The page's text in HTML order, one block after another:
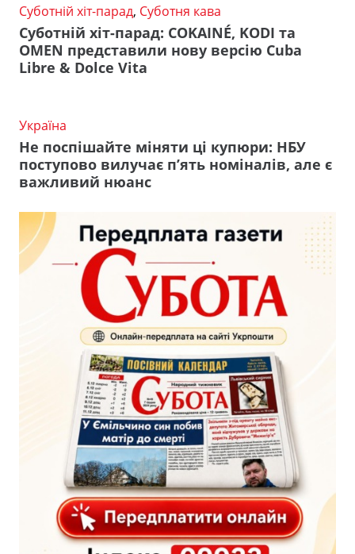
Суботній хіт-парад, Суботня кава
Суботній хіт-парад: COKAINÉ, KODI та
OMEN представили нову версію Cuba
Libre & Dolce Vita
Україна
Не поспішайте міняти ці купюри: НБУ
поступово вилучає п’ять номіналів, але є
важливий нюанс